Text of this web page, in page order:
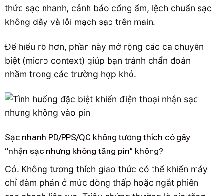
thức sạc nhanh, cảnh báo cổng ẩm, lệch chuẩn sạc
không dây và lỗi mạch sạc trên main.
Để hiểu rõ hơn, phần này mở rộng các ca chuyên
biệt (micro context) giúp bạn tránh chẩn đoán
nhầm trong các trường hợp khó.
Sạc nhanh PD/PPS/QC không tương thích có gây
“nhận sạc nhưng không tăng pin” không?
Có. Không tương thích giao thức có thể khiến máy
chỉ đàm phán ở mức dòng thấp hoặc ngắt phiên